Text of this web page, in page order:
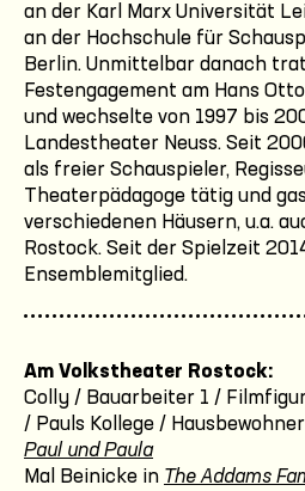
an der Karl Marx Universität
an der Hochschule für
Berlin. Unmittelbar danach
Festengagement am Hans
und wechselte von 1997 bis
Landestheater Neuss. Seit
als freier Schauspieler,
Theaterpädagoge tätig und
verschiedenen Häusern, u.a.
Rostock. Seit der Spielzeit
Ensemblemitglied.
Am Volkstheater Rostock:
Colly / Bauarbeiter 1 /
/ Pauls Kollege /
Paul und Paula
Mal Beinicke in The Addams